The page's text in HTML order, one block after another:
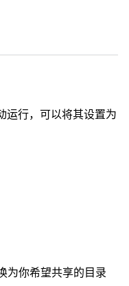
运行，可以将其设置为
为你希望共享的目录